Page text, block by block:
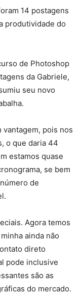
14 postagens
produtividade do
de Photoshop
da Gabriele,
seu novo
vantagem, pois nos
o que daria 44
estamos quase
se bem
de
Agora temos
ainda não
direto
pode inclusive
são as
do mercado.